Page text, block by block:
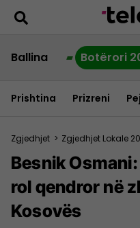
Ballina Botërori
Prishtina Prizreni
Zgjedhjet > Zgjedhjet Lokale
Besnik
rol qendror në
Kosovës